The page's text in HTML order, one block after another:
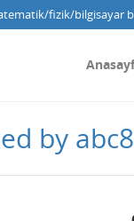
fizik/bilgisayar
by